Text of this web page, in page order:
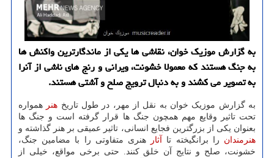
به گزارش موزیک خوان، نقاشی ها یکی از ماندگارترین واکنش ها
به جنگ هستند که معمولا خشونت، ویرانی و رنج های ناشی از آنرا
به تصویر می کشند و به دنبال ترویج صلح و آشتی هستند.
به گزارش موزیک خوان به نقل از مهر، در طول تاریخ هنر همواره
تحت تاثیر وقایع مهم همچون جنگ ها قرار گرفته است و جنگ ها
بعنوان یکی از بزرگترین فجایع انسانی، تاثیر عمیقی بر هنر گذاشته و
هنرمندان را برانگیخته تا آثار
هنری متفاوتی را با مضامین جنگ،
خشونت، صلح و نتایج آن خلق کنند. حتی برخی مواقع، خیلی از